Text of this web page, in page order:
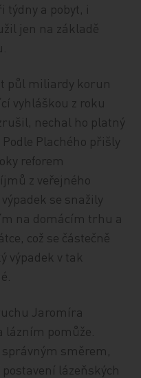
týdny a pobyt, i
jen na základě
půl miliardy korun
vyhláškou z roku
nechal ho platný
Plachého přišly
reforem
z veřejného
se snažily
na domácím trhu a
což se částečně
výpadek v tak
Jaromíra
lázním pomůže.
směrem,
lázeňských